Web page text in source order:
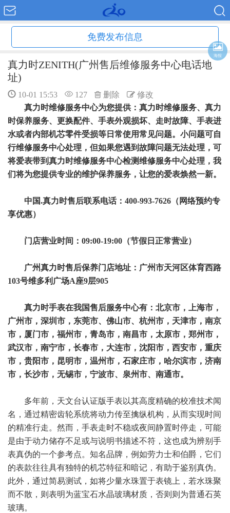
免费发布信息
真力时ZENITH(广州售后维修服务中心电话地
址)
10-01 15:53 127 删除
修改
真力时维修服务中心为您提供：真力时维修服务、真力
时保养服务、更换配件、手表外观损坏、走时故障、手表进
水或者内部机芯零件受损等日常使用常见问题。小问题可自
行维修服务中心处理，但如果您遇到故障问题无法处理，可
将爱表带到真力时维修服务中心检测维修服务中心处理，我
们将为您提供专业的维护保养服务，让您的爱表焕然一新。
中国.真力时售后联系电话：400-993-7626（网络预约专
享优惠）
门店营业时间：09:00-19:00（节假日正常营业）
广州真力时售后保养门店地址：广州市天河区体育西路
103号维多利广场A座9层905
真力时手表在我国售后服务中心有：北京市，上海市，
广州市，深圳市，东莞市、佛山市、杭州市，天津市，南京
市，厦门市，福州市，青岛市，南昌市，太原市，郑州市，
武汉市，南宁市，长春市，大连市，沈阳市，西安市，重庆
市，贵阳市，昆明市，温州市，石家庄市，哈尔滨市，济南
市，长沙市，无锡市，宁波市、泉州市、南通市。
多年前，天文台认证版手表以其高度精确的校准技术闻
名，通过精密齿轮系统将动力传至擒纵机构，从而实现时间
的精准行走。然而，手表走时不稳或夜间静置时停走，可能
是由于动力储存不足或与说明书描述不符，这也成为辨别手
表真伪的一个参考点。知名品牌，例如劳力士和伯爵，它们
的表款往往具有独特的机芯特征和暗记，有助于鉴别真伪。
此外，通过简易测试，如将少量水珠置于表镜上，若水珠聚
而不散，则表明为蓝宝石水晶玻璃材质，否则则为普通石英
玻璃。
海报